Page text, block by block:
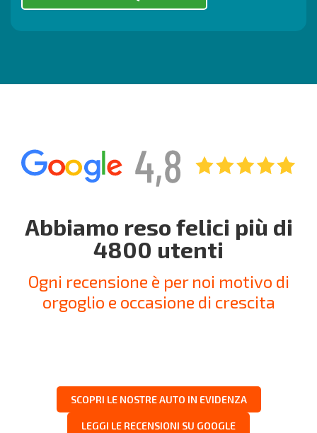
Abbiamo reso felici più di
4800 utenti
Ogni recensione è per noi motivo di
orgoglio e occasione di crescita
SCOPRI LE NOSTRE AUTO IN EVIDENZA
LEGGI LE RECENSIONI SU GOOGLE